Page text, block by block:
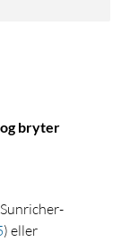
bryter
) eller